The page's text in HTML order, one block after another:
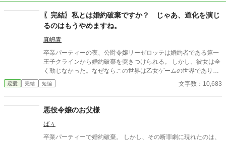
〖完結〗私とは婚約破棄ですか？ じゃあ、道化を演じ
るのはもうやめますね。
真嶋青
卒業パーティーの夜、公爵令嬢リーゼロッテは婚約者である第一
王子クラインから婚約破棄を突きつけられる。 しかし、彼女は全
く動じなかった。なぜならこの世界は乙女ゲームの世界であり、
今日この「断罪イベント」が起こることを前世の記憶から知って
いたからだ。 「私とは婚約破棄ですか？ 承知いたしました。―
拠と証人を次々と提示し、王子の言いがかりを公衆の面前で華麗
に論破していく。 ※カクヨム、小説家になろうにも掲載していま
す。
恋愛 完結 短編 文字数：10,683
悪役令嬢のお父様
ばぅ
卒業パーティーで婚約破棄。 しかし、その断罪劇に現れたのは、